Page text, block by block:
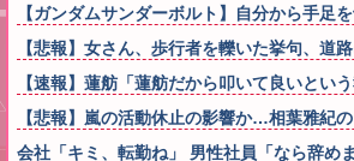
【ガンダムサンダーボルト】自分から手足
【悲報】女さん、歩行者を轢いた挙句、
【速報】蓮舫「蓮舫だから叩いて良いとい
【悲報】嵐の活動休止の影響か…相葉雅紀
会社「キミ、転勤ね」 男性社員「なら辞